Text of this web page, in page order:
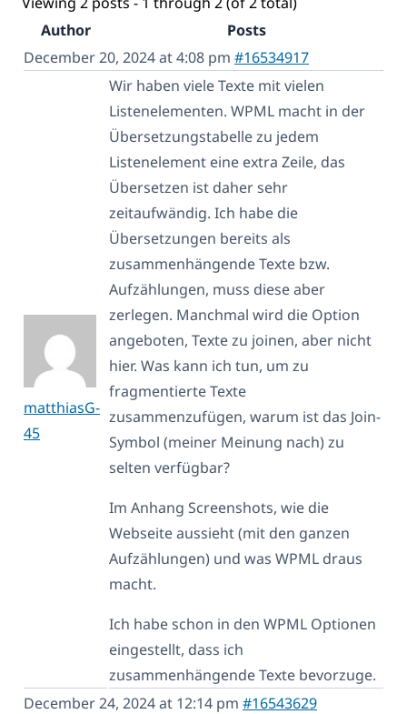
Author
Posts
December 20, 2024 at 4:08 pm #16534917
matthiasG-
45
Wir haben viele Texte mit vielen
Listenelementen. WPML macht in der
Übersetzungstabelle zu jedem
Listenelement eine extra Zeile, das
Übersetzen ist daher sehr
zeitaufwändig. Ich habe die
Übersetzungen bereits als
zusammenhängende Texte bzw.
Aufzählungen, muss diese aber
zerlegen. Manchmal wird die Option
angeboten, Texte zu joinen, aber nicht
hier. Was kann ich tun, um zu
fragmentierte Texte
zusammenzufügen, warum ist das Join-
Symbol (meiner Meinung nach) zu
selten verfügbar?
Im Anhang Screenshots, wie die
Webseite aussieht (mit den ganzen
Aufzählungen) und was WPML draus
macht.
Ich habe schon in den WPML Optionen
eingestellt, dass ich
zusammenhängende Texte bevorzuge.
December 24, 2024 at 12:14 pm #16543629